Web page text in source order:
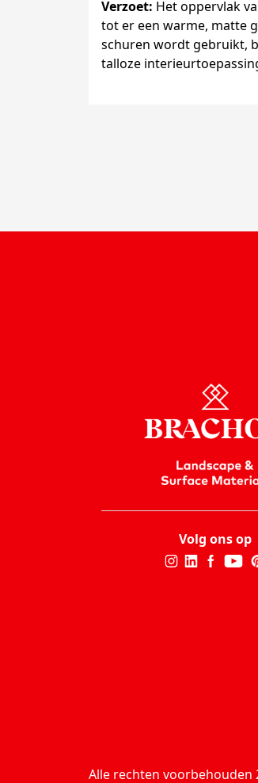
Verzoet: Het oppervlak
tot er een warme, matte
schuren wordt gebruikt,
talloze
Volg ons op
Alle rechten voorbehouden